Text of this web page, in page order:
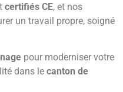
certifiés CE, et nos
un travail propre, soigné
pour moderniser votre
dans le canton de